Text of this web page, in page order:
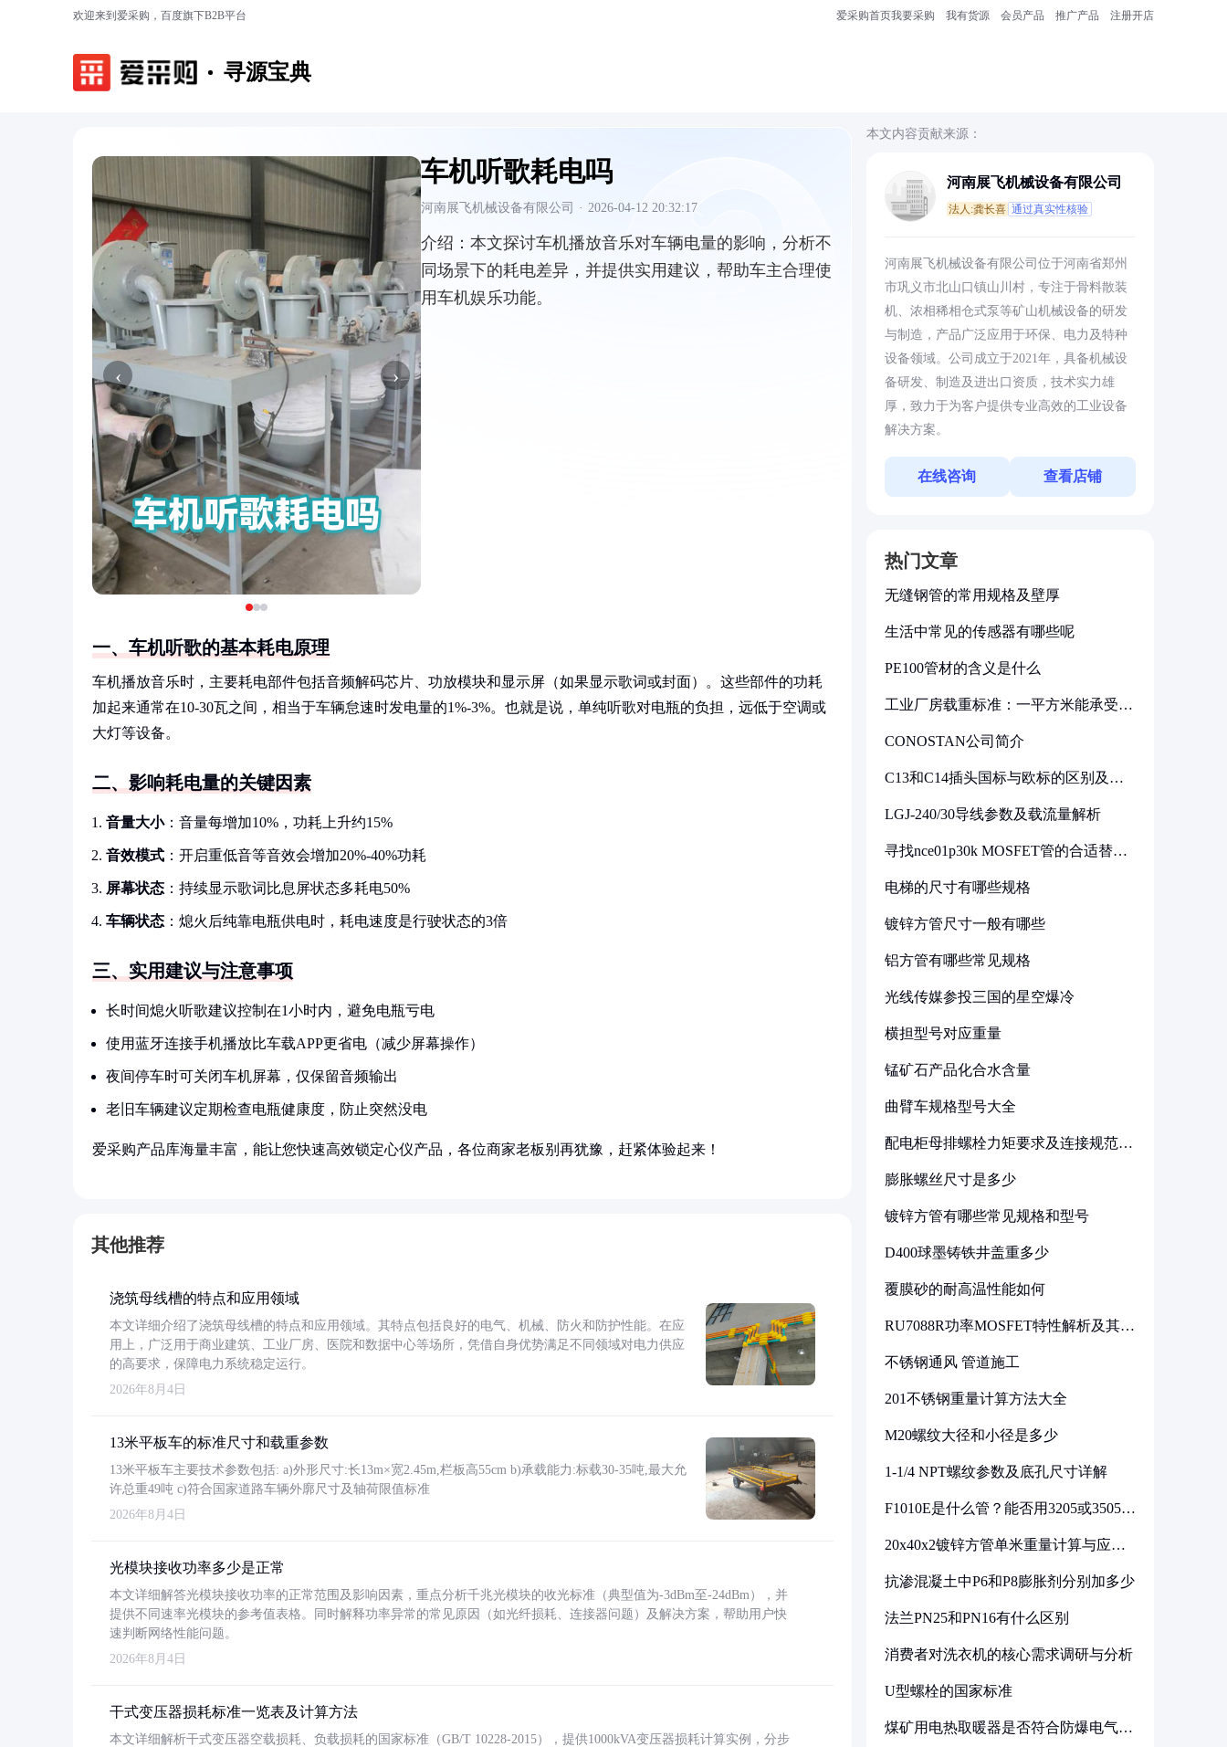
欢迎来到爱采购，百度旗下B2B平台 爱采购首页我要采购 我有货源 会员产品 推广产品 注册开店
寻源宝典
‹ ›
车机听歌耗电吗
河南展飞机械设备有限公司 · 2026-04-12 20:32:17
介绍： 本文探讨车机播放音乐对车辆电量的影响，分析不
同场景下的耗电差异，并提供实用建议，帮助车主合理使
用车机娱乐功能。
一、车机听歌的基本耗电原理
车机播放音乐时，主要耗电部件包括音频解码芯片、功放模块和显示屏（如果显示歌词或封面）。这些部件的功耗
加起来通常在10-30瓦之间，相当于车辆怠速时发电量的1%-3%。也就是说，单纯听歌对电瓶的负担，远低于空调或
大灯等设备。
二、影响耗电量的关键因素
音量大小：音量每增加10%，功耗上升约15%
音效模式 ：开启重低音等音效会增加20%-40%功耗
屏幕状态 ：持续显示歌词比息屏状态多耗电50%
车辆状态 ：熄火后纯靠电瓶供电时，耗电速度是行驶状态的3倍
三、实用建议与注意事项
长时间熄火听歌建议控制在1小时内，避免电瓶亏电
使用蓝牙连接手机播放比车载APP更省电（减少屏幕操作）
夜间停车时可关闭车机屏幕，仅保留音频输出
老旧车辆建议定期检查电瓶健康度，防止突然没电
爱采购产品库海量丰富，能让您快速高效锁定心仪产品，各位商家老板别再犹豫，赶紧体验起来！
其他推荐
浇筑母线槽的特点和应用领域
本文详细介绍了浇筑母线槽的特点和应用领域。其特点包括良好的电气、机械、防火和防护性能。在应
用上，广泛用于商业建筑、工业厂房、医院和数据中心等场所，凭借自身优势满足不同领域对电力供应
的高要求，保障电力系统稳定运行。
2026年8月4日
13米平板车的标准尺寸和载重参数
13米平板车主要技术参数包括: a)外形尺寸:长13m×宽2.45m,栏板高55cm b)承载能力:标载30-35吨,最大允
许总重49吨 c)符合国家道路车辆外廓尺寸及轴荷限值标准
2026年8月4日
光模块接收功率多少是正常
本文详细解答光模块接收功率的正常范围及影响因素，重点分析千兆光模块的收光标准（典型值为-3dBm至-24dBm），并
提供不同速率光模块的参考值表格。同时解释功率异常的常见原因（如光纤损耗、连接器问题）及解决方案，帮助用户快
速判断网络性能问题。
2026年8月4日
干式变压器损耗标准一览表及计算方法
本文详细解析干式变压器空载损耗、负载损耗的国家标准（GB/T 10228-2015），提供1000kVA变压器损耗计算实例，分步
本文内容贡献来源：
河南展飞机械设备有限公司
法人:龚长喜 通过真实性核验
河南展飞机械设备有限公司位于河南省郑州
市巩义市北山口镇山川村，专注于骨料散装
机、浓相稀相仓式泵等矿山机械设备的研发
与制造，产品广泛应用于环保、电力及特种
设备领域。公司成立于2021年，具备机械设
备研发、制造及进出口资质，技术实力雄
厚，致力于为客户提供专业高效的工业设备
解决方案。
在线咨询 查看店铺
热门文章
无缝钢管的常用规格及壁厚
生活中常见的传感器有哪些呢
PE100管材的含义是什么
工业厂房载重标准：一平方米能承受多
CONOSTAN公司简介
C13和C14插头国标与欧标的区别及其
LGJ-240/30导线参数及载流量解析
寻找nce01p30k MOSFET管的合适替代
电梯的尺寸有哪些规格
镀锌方管尺寸一般有哪些
铝方管有哪些常见规格
光线传媒参投三国的星空爆冷
横担型号对应重量
锰矿石产品化合水含量
曲臂车规格型号大全
配电柜母排螺栓力矩要求及连接规范详
膨胀螺丝尺寸是多少
镀锌方管有哪些常见规格和型号
D400球墨铸铁井盖重多少
覆膜砂的耐高温性能如何
RU7088R功率MOSFET特性解析及其在
不锈钢通风 管道施工
201不锈钢重量计算方法大全
M20螺纹大径和小径是多少
1-1/4 NPT螺纹参数及底孔尺寸详解
F1010E是什么管？能否用3205或3505代
20x40x2镀锌方管单米重量计算与应用
抗渗混凝土中P6和P8膨胀剂分别加多少
法兰PN25和PN16有什么区别
消费者对洗衣机的核心需求调研与分析
U型螺栓的国家标准
煤矿用电热取暖器是否符合防爆电气设